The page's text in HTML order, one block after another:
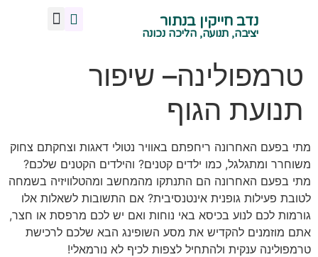
נדב חייקין בנתור
יציבה, תנועה, הליכה נכונה
טרמפולינה– שיפור
תנועת הגוף
מתי בפעם האחרונה ריחפתם באוויר נטולי דאגות וצחקתם צחוק
משוחרר ומתגלגל, כמו ילדים קטנים? והילדים הקטנים שלכם?
מתי בפעם האחרונה הם התנתקו מהמחשב ומהטלוויזיה בשמחה
לטובת פעילות גופנית אינטנסיבית? אם התשובות לשאלות אלו
גורמות לכם לנוע בכיסא באי נוחות ואם יש לכם מרפסת או חצר,
אתם מוזמנים להקדיש את מסע השופינג הבא שלכם לרכישת
טרמפולינה ענקית ולהתחיל לצפות לכיף לא נורמאלי!